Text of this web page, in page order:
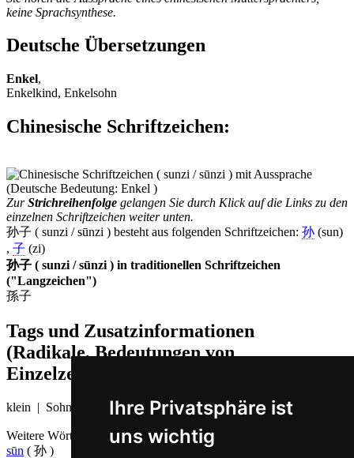
Ihre Privatsphäre ist
uns wichtig
keine Sprachsynthese.
Deutsche Übersetzungen
Enkel,
Enkelkind, Enkelsohn
Chinesische Schriftzeichen:
ZurStrichreihenfolge gelangen Sie durch Klick auf die Links zu den
einzelnen Schriftzeichen weiter unten.
孙子 ( sunzi / sūnzi ) besteht aus folgenden Schriftzeichen: 孙 (sun)
, 子 (zi)
孙子 ( sunzi / sūnzi ) in traditionellen Schriftzeichen
("Langzeichen")
孫子
Tags und Zusatzinformationen
(Radikale, Bedeutungen von
Einzelzeichen, Komposita etc.)
klein | Sohn
Weitere Wörter, die ebenfallsEnkel auf Chinesisch
sūn ( 孙 )